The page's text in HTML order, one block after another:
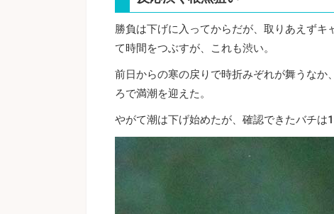
勝負は下げに入ってからだが、取りあえず
て時間をつぶすが、これも渋い。
前日からの寒の戻りで時折みぞれが舞うなか
ろで満潮を迎えた。
やがて潮は下げ始めたが、確認できたバチは1